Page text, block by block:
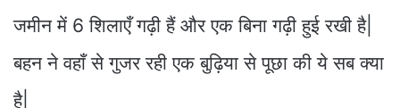
जमीन में 6 शिलाएँ गढ़ी हैं और एक बिना गढ़ी हुई रखी है|
बहन ने वहाँ से गुजर रही एक बुढ़िया से पूछा की ये सब क्या
है|